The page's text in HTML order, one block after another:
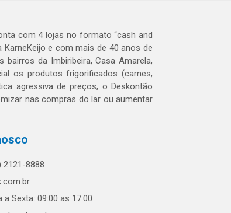
com 4 lojas no formato “cash and
e com mais de 40 anos de
da Imbiribeira, Casa Amarela,
os produtos frigorificados (carnes,
agressiva de preços, o Deskontão
nas compras do lar ou aumentar
2121-8888
a Sexta: 09:00 as 17:00